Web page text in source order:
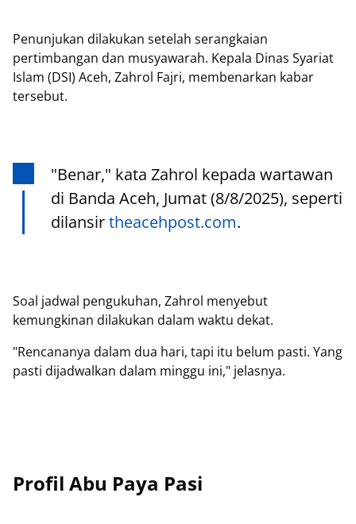
Penunjukan dilakukan setelah serangkaian
pertimbangan dan musyawarah. Kepala Dinas Syariat
Islam (DSI) Aceh, Zahrol Fajri, membenarkan kabar
tersebut.
"Benar," kata Zahrol kepada wartawan
di Banda Aceh, Jumat (8/8/2025), seperti
dilansirtheacehpost.com.
Soal jadwal pengukuhan, Zahrol menyebut
kemungkinan dilakukan dalam waktu dekat.
"Rencananya dalam dua hari, tapi itu belum pasti. Yang
pasti dijadwalkan dalam minggu ini," jelasnya.
Profil Abu Paya Pasi